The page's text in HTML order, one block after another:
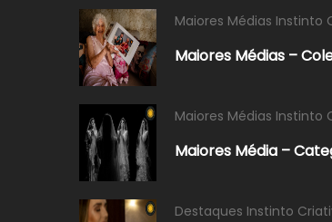
Maiores Médias Instinto
Maiores Médias –
Maiores Médias Instinto
Maiores Média –
Destaques Instinto